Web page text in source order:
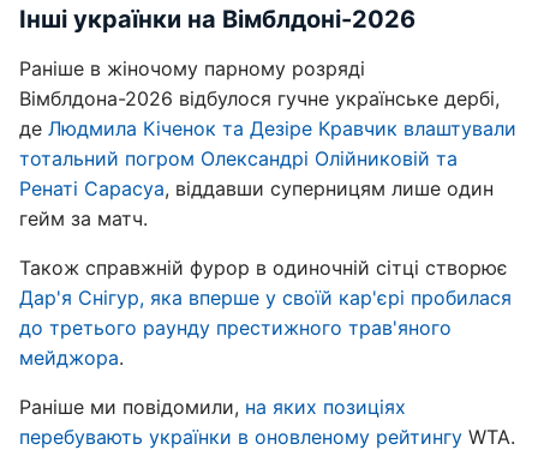
Інші українки на Вімблдоні-2026
Раніше в жіночому парному розряді
Вімблдона-2026 відбулося гучне українське дербі,
де Людмила Кіченок та Дезіре Кравчик влаштували
тотальний погром Олександрі Олійниковій та
Ренаті Сарасуа, віддавши суперницям лише один
гейм за матч.
Також справжній фурор в одиночній сітці створює
Дар'я Снігур, яка вперше у своїй кар'єрі пробилася
до третього раунду престижного трав'яного
мейджора.
Раніше ми повідомили, на яких позиціях
перебувають українки в оновленому рейтингу WTA.